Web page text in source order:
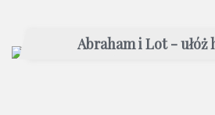
Abraham i Lot - ułóż